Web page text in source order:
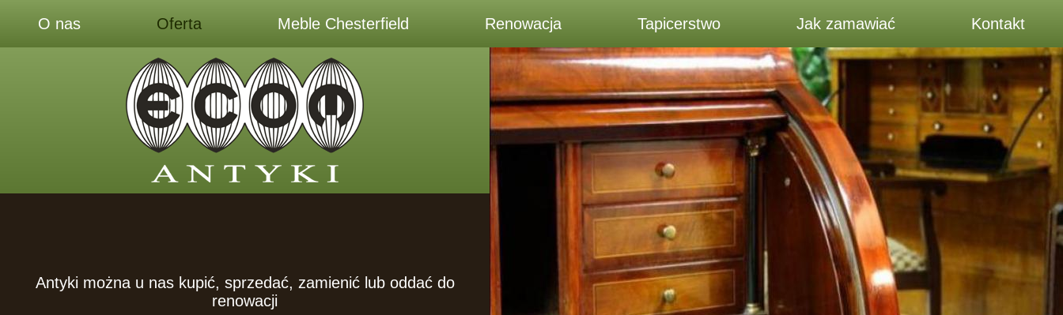
O nas Oferta Meble Chesterfield Renowacja Tapicerstwo Jak zamawiać Kontakt
Antyki można u nas kupić, sprzedać, zamienić lub oddać do
renowacji